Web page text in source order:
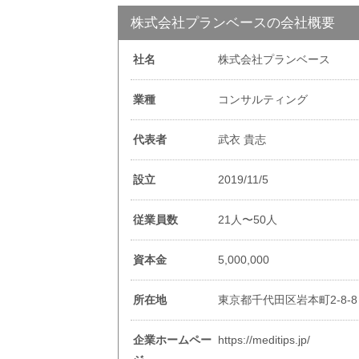
株式会社プランベースの会社概要
社名 株式会社プランベース
業種 コンサルティング
代表者 武衣 貴志
設立 2019/11/5
従業員数 21人〜50人
資本金 5,000,000
所在地 東京都千代田区岩本町2-8-
企業ホームペー https://meditips.jp/